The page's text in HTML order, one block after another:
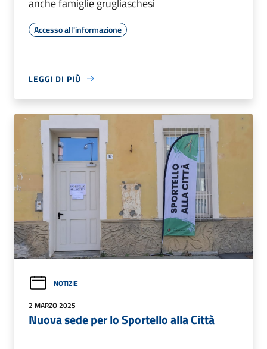
anche famiglie grugliaschesi
Accesso all'informazione
LEGGI DI PIÙ
NOTIZIE
2 MARZO 2025
Nuova sede per lo Sportello alla Città